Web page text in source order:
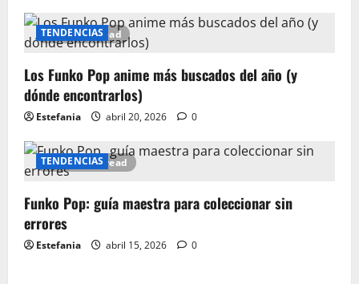
6 minutes read
TENDENCIAS
Los Funko Pop anime más buscados del año (y
dónde encontrarlos)
Estefania abril 20, 2026 0
12 minutes read
TENDENCIAS
Funko Pop: guía maestra para coleccionar sin
errores
Estefania abril 15, 2026 0